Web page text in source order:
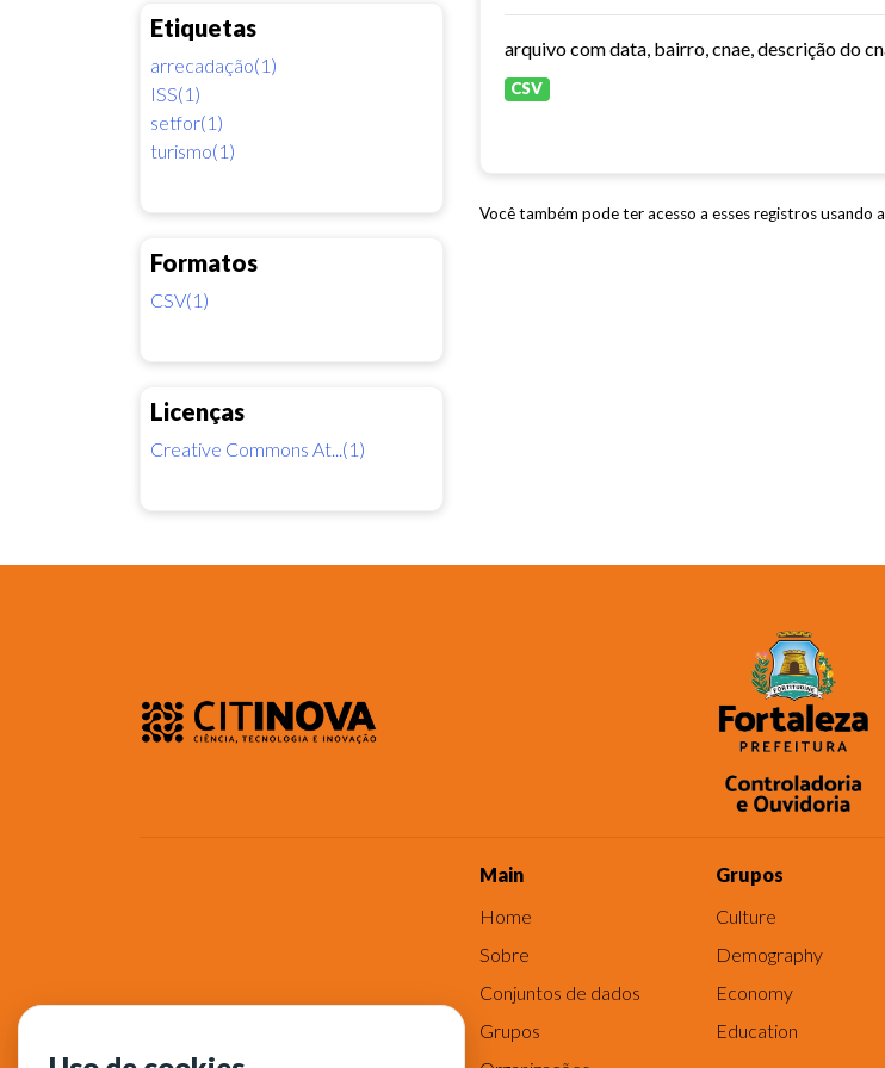
Etiquetas
arrecadação(1)
ISS(1)
setfor(1)
turismo(1)
Formatos
CSV(1)
Licenças
Creative Commons At...(1)
CSV
Você também pode ter acesso a esses registros usando a
Main
Home
Sobre
Conjuntos de dados
Grupos
Grupos
Culture
Demography
Economy
Education